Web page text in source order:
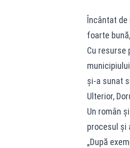
Încântat de
foarte
Cu resurse
și-a sunat
Ulterior,
Un român
procesul și
„După